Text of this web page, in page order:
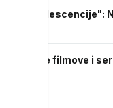
i "Adolescencije":
najbolje filmove i